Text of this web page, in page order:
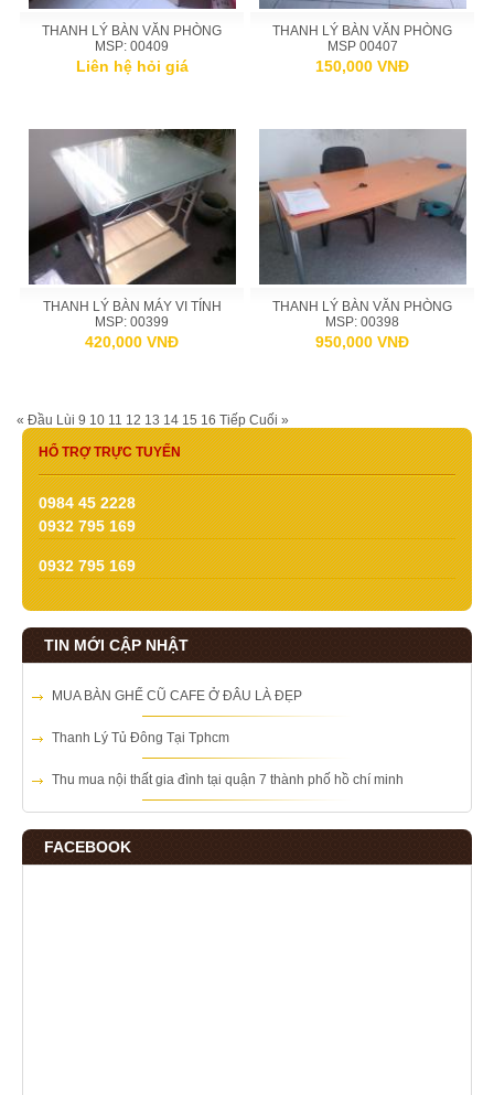
THANH LÝ BÀN VĂN PHÒNG
MSP: 00409
Liên hệ hỏi giá
THANH LÝ BÀN VĂN PHÒNG
MSP 00407
150,000 VNĐ
THANH LÝ BÀN MÁY VI TÍNH
MSP: 00399
420,000 VNĐ
THANH LÝ BÀN VĂN PHÒNG
MSP: 00398
950,000 VNĐ
« Đầu Lùi 9 10 11 12 13 14 15 16 Tiếp Cuối »
HỔ TRỢ TRỰC TUYẾN
0984 45 2228
0932 795 169
0932 795 169
TIN MỚI CẬP NHẬT
MUA BÀN GHẾ CŨ CAFE Ở ĐÂU LÀ ĐẸP
Thanh Lý Tủ Đông Tại Tphcm
Thu mua nội thất gia đình tại quận 7 thành phố hồ chí minh
FACEBOOK